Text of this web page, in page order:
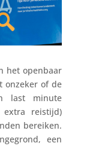
het openbaar
onzeker of de
last minute
extra reistijd)
bereiken.
een